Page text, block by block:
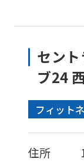
セン
ブ24
フィット
住所